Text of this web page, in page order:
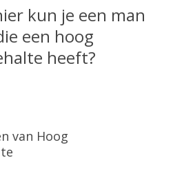
kun je een man
een hoog
heeft?
van Hoog